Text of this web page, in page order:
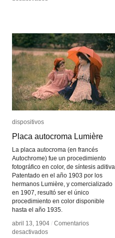
dispositivos
Placa autocroma Lumière
La placa autocroma (en francés
Autochrome) fue un procedimiento
fotográfico en color, de síntesis aditiva.
Patentado en el año 1903 por los
hermanos Lumière, y comercializado
en 1907, resultó ser el único
procedimiento en color disponible
hasta el año 1935.
abril 13, 1904 / Comentarios
desactivadosen
dispositivos
Placa autocroma Lumière
abril 13, 1904 / Comentarios
desactivadosen